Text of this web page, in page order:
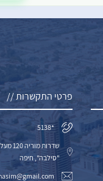
פרטי התקשרות //
*5138
שדרות
"סילבה", חיפה